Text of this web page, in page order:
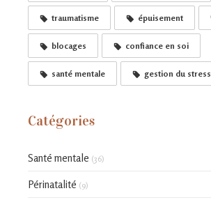
traumatisme épuisement
blocages confiance en soi
santé mentale gestion du stress
Catégories
Santé mentale (36)
Périnatalité (9)